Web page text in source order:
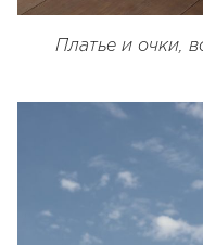
Платье и очки,